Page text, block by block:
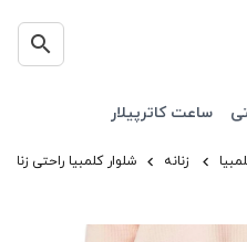
ساعت کاترپیلار
زنانه شلوار کلمبیا راحتی زنانه columbia Hike pant AK3363-010